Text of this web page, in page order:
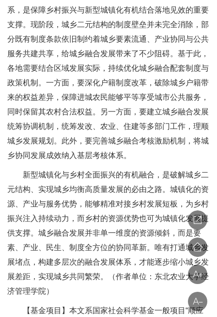
系，是保障乡村振兴与新型城镇化有机结合落地见效的重要
支撑。现阶段，城乡二元结构的制度壁垒并未完全消除，部
分既有制度条款依旧制约着城乡要素流通、产业协同与公共
服务共建共享，给城乡融合发展带来了不少阻碍。基于此，
各地需要结合区域发展实际，持续优化城乡融合配套制度与
政策机制。一方面，要深化户籍制度改革，破除城乡户籍带
来的权益差异，保障进城农民能够平等享受城市公共服务，
同时保留其农村合法权益。另一方面，要建立城乡融合发展
统筹协调机制，统筹发改、农业、住建等多部门工作，理顺
城乡发展规划。此外，要完善城乡融合考核激励机制，将城
乡协同发展成效纳入基层考核体系。
新型城镇化与乡村全面振兴的有机融合，是破解城乡二
元结构、实现城乡均衡高质量发展的必由之路。城镇化的资
源、产业与服务优势，能够精准对接乡村发展短板，为乡村
振兴注入持续动力，而乡村的资源优势也可为城镇化发展提
供支撑。城乡融合发展并非单一维度的资源倾斜，而是要
素、产业、民生、制度全方位的协同革新。唯有打通城乡发
展堵点，构建多层次的融合发展体系，才能逐步缩小城乡发
展差距，实现城乡共同繁荣。（作者单位：东北农业大学经
济管理学院）
【基金项目】本文系国家社会科学基金一般项目“顺应